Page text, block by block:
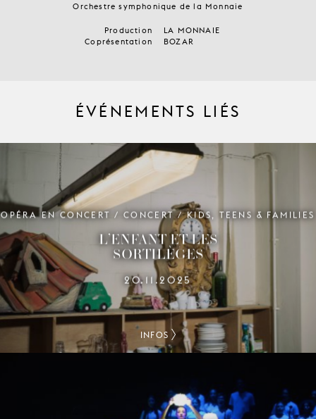
Orchestre symphonique de la Monnaie
Production
LA MONNAIE
Coprésentation
BOZAR
ÉVÉNEMENTS LIÉS
OPÉRA EN CONCERT / CONCERT / KIDS, TEENS & FAMILIES
L’ENFANT ET LES
SORTILÈGES
20.11.2025
INFOS